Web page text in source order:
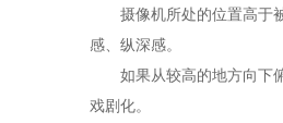
摄像机所处的位置高于被
感、纵深感。
如果从较高的地方向下俯
戏剧化。